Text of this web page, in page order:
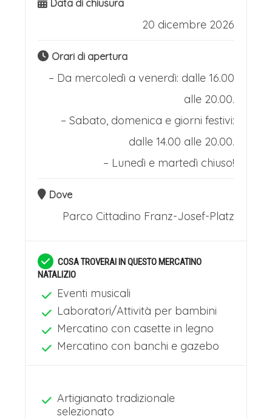
Data di chiusura
20 dicembre 2026
Orari di apertura
– Da mercoledì a venerdì: dalle 16.00
alle 20.00.
– Sabato, domenica e giorni festivi:
dalle 14.00 alle 20.00.
– Lunedì e martedì chiuso!
Dove
Parco Cittadino Franz-Josef-Platz
COSA TROVERAI IN QUESTO MERCATINO
NATALIZIO
Eventi musicali
Laboratori/Attività per bambini
Mercatino con casette in legno
Mercatino con banchi e gazebo
Artigianato tradizionale
selezionato